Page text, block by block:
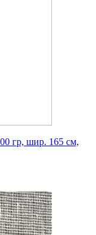
гр, шир. 165 см,